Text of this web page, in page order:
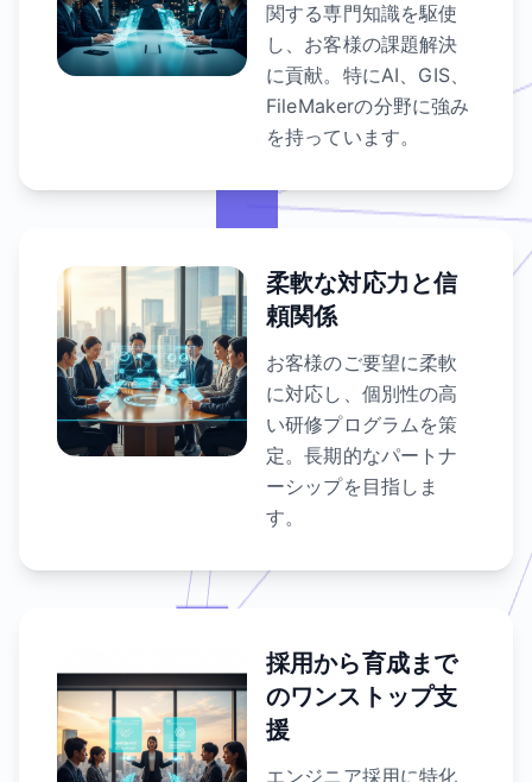
関する専門知識を駆使
し、お客様の課題解決
に貢献。特にAI、GIS、
FileMakerの分野に強み
を持っています。
柔軟な対応力と信
頼関係
お客様のご要望に柔軟
に対応し、個別性の高
い研修プログラムを策
定。長期的なパートナ
ーシップを目指しま
す。
採用から育成まで
のワンストップ支
援
エンジニア採用に特化